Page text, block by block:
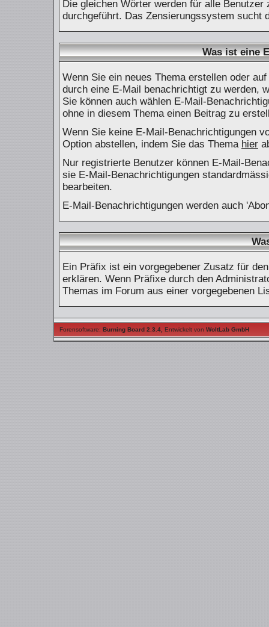
Die gleichen Wörter werden für alle
durchgeführt. Das Zensierungssystem sucht
Was ist eine
Wenn Sie ein neues Thema erstellen oder
durch eine E-Mail benachrichtigt zu werden,
Sie können auch wählen E-Mail-
ohne in diesem Thema einen Beitrag zu
Wenn Sie keine E-Mail-Benachrichtigungen
Option abstellen, indem Sie das Thema hier
Nur registrierte Benutzer können E-Mail-
sie E-Mail-Benachrichtigungen
bearbeiten.
E-Mail-Benachrichtigungen werden auch
Ein Präfix ist ein vorgegebener Zusatz für
erklären. Wenn Präfixe durch den
Themas im Forum aus einer vorgegebenen
Forensoftware: Burning Board 2.3.4 Entwickelt von WoltLab GmbH